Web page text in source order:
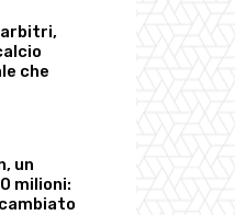
arbitri,
che
un
milioni: